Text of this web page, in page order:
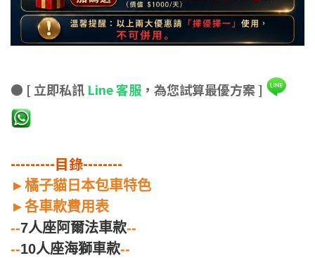
● [ 立即私訊 Line 客服 ，為您試算最優方案 ]
---------目錄--------
►橘子貓日本包車特色
►各車款費用表
--7人座阿爾法車款--
--10人座海獅車款--